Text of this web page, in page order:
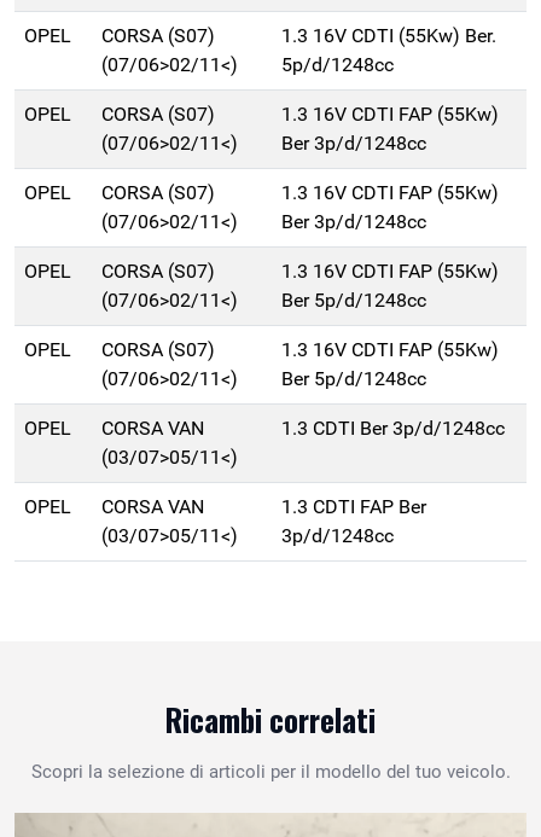
OPEL
CORSA (S07)
(07/06>02/11<)
1.3 16V CDTI (55Kw) Ber.
5p/d/1248cc
OPEL
CORSA (S07)
(07/06>02/11<)
1.3 16V CDTI FAP (55Kw)
Ber 3p/d/1248cc
OPEL
CORSA (S07)
(07/06>02/11<)
1.3 16V CDTI FAP (55Kw)
Ber 3p/d/1248cc
OPEL
CORSA (S07)
(07/06>02/11<)
1.3 16V CDTI FAP (55Kw)
Ber 5p/d/1248cc
OPEL
CORSA (S07)
(07/06>02/11<)
1.3 16V CDTI FAP (55Kw)
Ber 5p/d/1248cc
OPEL
CORSA VAN
(03/07>05/11<)
1.3 CDTI Ber 3p/d/1248cc
OPEL
CORSA VAN
(03/07>05/11<)
1.3 CDTI FAP Ber
3p/d/1248cc
Ricambi correlati
Scopri la selezione di articoli per il modello del tuo veicolo.